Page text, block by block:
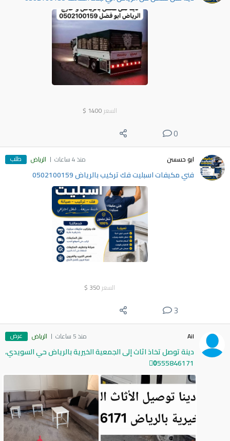
السعر 1400
$
0
ابو حسسن منذ 4 ساعات الرياض طلب
فني مكيفات اسبليت فك تركيب بالرياض 0502100159
السعر 350
$
3
Ail منذ 5 ساعات الرياض عرض
دينة توصل تخاذ اثاث إلى الجمعية الخيرية بالرياض حي السويدي،
0َ555846171